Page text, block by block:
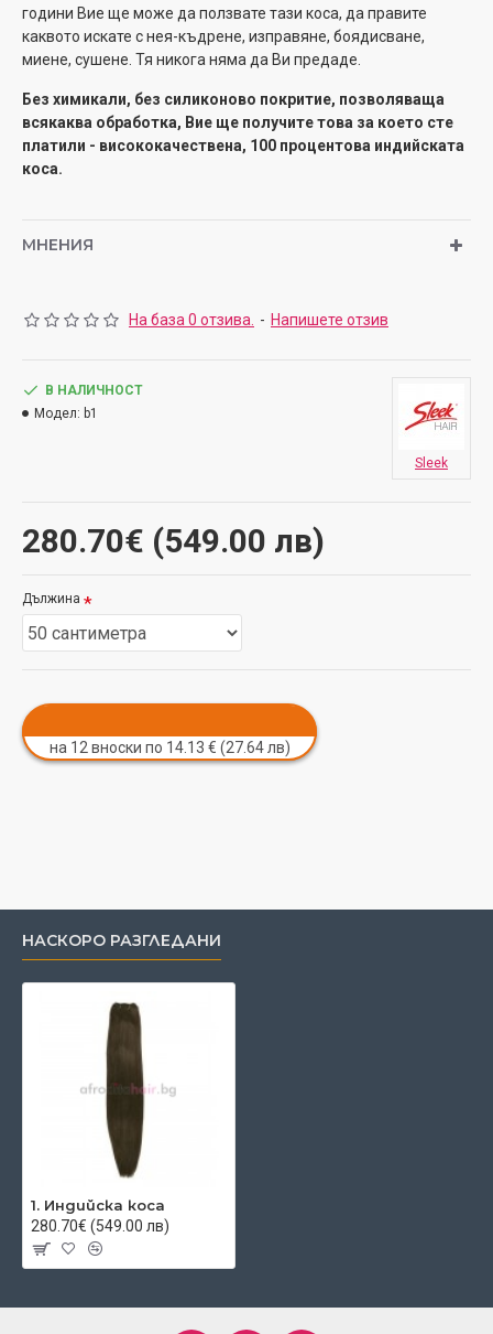
години Вие ще може да ползвате тази коса, да правите
каквото искате с нея-къдрене, изправяне, боядисване,
миене, сушене. Тя никога няма да Ви предаде.
Без химикали, без силиконово покритие, позволяваща
всякаква обработка, Вие ще получите това за което сте
платили - висококачествена, 100 процентова индийската
коса.
МНЕНИЯ
На база 0 отзива. - Напишете отзив
280.70€ (549.00 лв)
В НАЛИЧНОСТ
Модел: b1
Sleek
Дължина
на 12 вноски по 14.13 € (27.64 лв)
НАСКОРО РАЗГЛЕДАНИ
1. Индийска коса
280.70€ (549.00 лв)